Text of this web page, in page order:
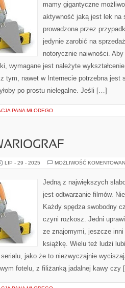
mamy gigantyczne
aktywność jaką jest lek na
prowadzona przez
jedynie zarobić na
notorycznie naiwności.
wymagane jest należyte
tym, nawet w Internecie potrzebna jest
po prostu nielegalne. Jeśli […]
PANA MŁODEGO
LIP - 29 - 2025 MOŻLIWOŚĆ
Jedną z największych
jest odtwarzanie filmów.
Każdy spędza swobodny
czyni rozkosz. Jedni
ze znajomymi, jeszcze
książkę. Wielu też ludzi
jako że to niezwyczajnie
fotelu, z filiżanką jadalnej kawy